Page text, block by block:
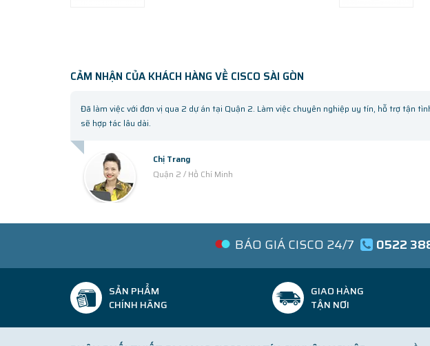
CẢM NHẬN CỦA KHÁCH HÀNG VỀ CISCO SÀI GÒN
Đã làm việc với đơn vị qua 2 dự án tại Quận 2. Làm việc chuyên nghiệp uy tín, hỗ trợ tận tình
sẽ hợp tác lâu dài.
Chị Trang
Quận 2 / Hồ Chí Minh
BÁO GIÁ CISCO 24/7 0522
SẢN PHẨM
CHÍNH HÃNG
GIAO HÀNG
TẬN NƠI